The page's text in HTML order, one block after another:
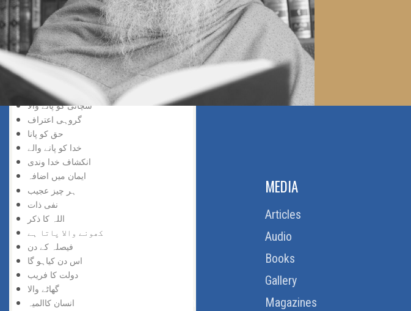
معرفت
توحید اورشرک
سب کچھ عجیب ہے
خد اسے نسبت
حق کی پہچان
پانے والا
دریافت کی لذت
سچائی کو پانے والا
گروہی اعتراف
حق کو پانا
خدا کو پانے والے
انکشاف خدا وندی
ایمان میں اضافہ
ہر چیز عجیب
نفی ذات
اللہ کا ذکر
کھونے والا پاتا ہے
فیصلہ کے دن
اس دن کیاہو گا
دولت کا فریب
گھاٹے والا
انسان کاالمیہ
MEDIA
Articles
Audio
Books
Gallery
Magazines